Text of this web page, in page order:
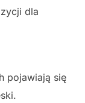
dla
pojawiają się